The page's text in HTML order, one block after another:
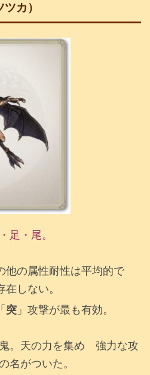
カ）
足・尾。
他の属性耐性は平均的で
しない。
突 」攻撃が最も有効。
。天の力を集め 強力な攻
がついた。